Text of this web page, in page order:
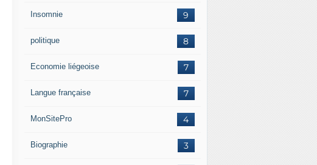
9
Insomnie
8
politique
7
Economie liégeoise
7
Langue française
4
MonSitePro
3
Biographie